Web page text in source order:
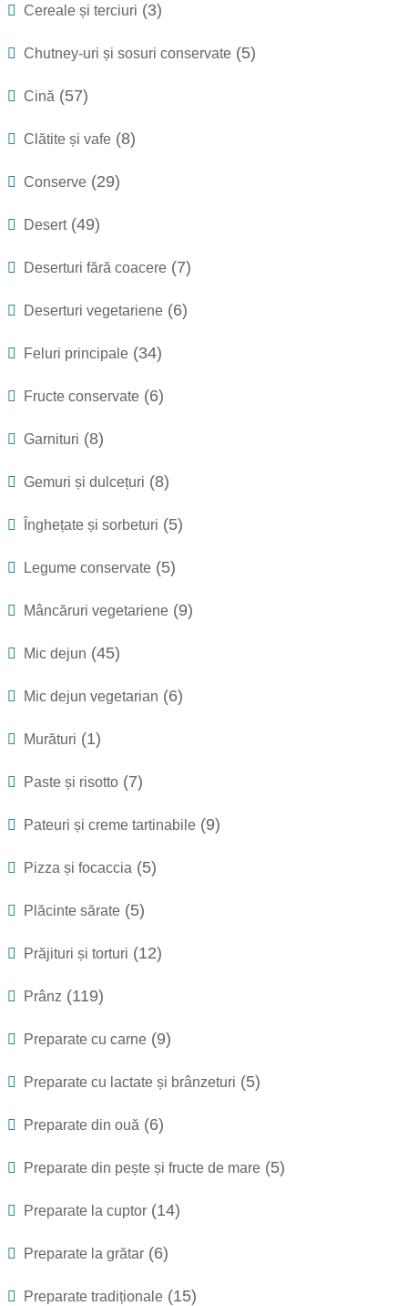
Cereale și terciuri (3)
Chutney-uri și sosuri conservate (5)
Cină (57)
Clătite și vafe (8)
Conserve (29)
Desert(49)
Deserturi fără coacere (7)
Deserturi vegetariene (6)
Feluri principale (34)
Fructe conservate (6)
Garnituri (8)
Gemuri și dulcețuri (8)
Înghețate și sorbeturi (5)
Legume conservate (5)
Mâncăruri vegetariene (9)
Mic dejun (45)
Mic dejun vegetarian (6)
Murături (1)
Paste și risotto (7)
Pateuri și creme tartinabile (9)
Pizza și focaccia (5)
Plăcinte sărate (5)
Prăjituri și torturi (12)
Prânz (119)
Preparate cu carne (9)
Preparate cu lactate și brânzeturi (5)
Preparate din ouă (6)
Preparate din pește și fructe de mare (5)
Preparate la cuptor (14)
Preparate la grătar (6)
Preparate tradiționale (15)